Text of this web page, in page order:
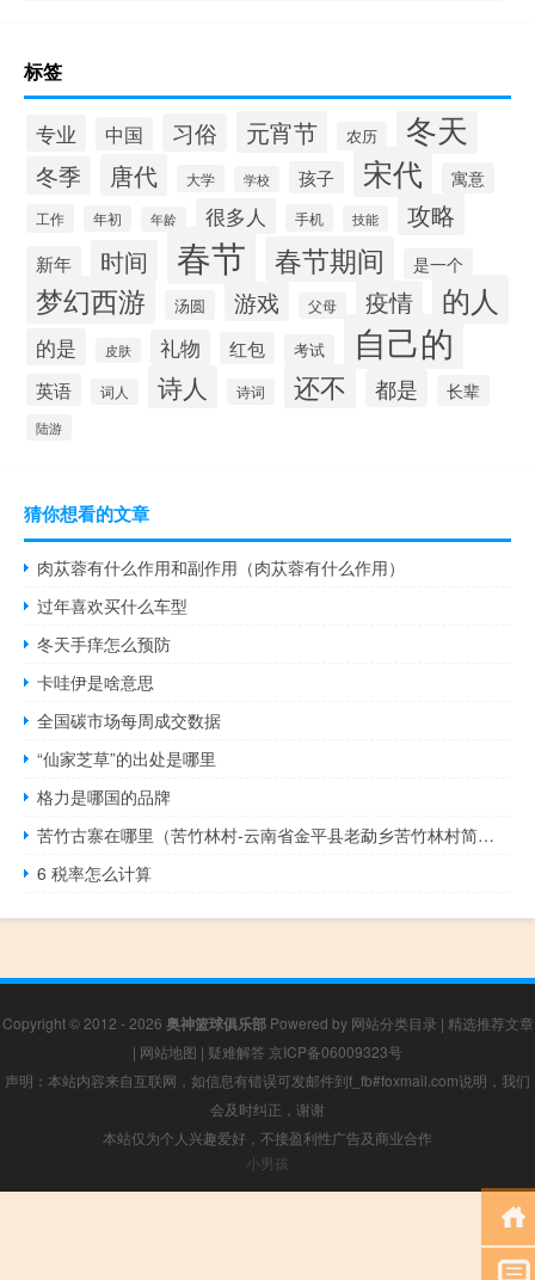
标签
专业 中国 习俗 元宵节 农历 冬天
冬季 唐代 大学 学校 孩子 宋代 寓意
工作 年初 年龄 很多人 手机 技能 攻略
新年 时间 春节 春节期间 是一个
梦幻西游 汤圆 游戏 父母 疫情 的人
的是 皮肤 礼物 红包 考试 自己的
英语 词人 诗人 诗词 还不 都是 长辈
陆游
猜你想看的文章
肉苁蓉有什么作用和副作用（肉苁蓉有什么作用）
过年喜欢买什么车型
冬天手痒怎么预防
卡哇伊是啥意思
全国碳市场每周成交数据
“仙家芝草”的出处是哪里
格力是哪国的品牌
苦竹古寨在哪里（苦竹林村-云南省金平县老勐乡苦竹林村简介）
6 税率怎么计算
Copyright © 2012 - 2026 奥神篮球俱乐部Powered by 网站分类目录 | 精选推荐文章
| 网站地图 | 疑难解答 京ICP备06009323号
声明：本站内容来自互联网，如信息有错误可发邮件到f_fb#foxmail.com说明，我们
会及时纠正，谢谢
本站仅为个人兴趣爱好，不接盈利性广告及商业合作
小男孩